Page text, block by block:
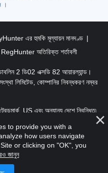
।
এর হুমকি মূল্যায়ন মানদণ্ড
RegHunter অতিরিক্ত শর্তাবলী
2 ডি02 এক্সডি 82 আয়ারল্যান্ড।
লিমিটেড, কোম্পানির নিবন্ধকরণ নম্বর
US এবং অন্যান্য দেশে নিবন্ধিত৷
সংরক্ষিত।
to provide you with a
how users navigate
or clicking on "OK", you
জানুন